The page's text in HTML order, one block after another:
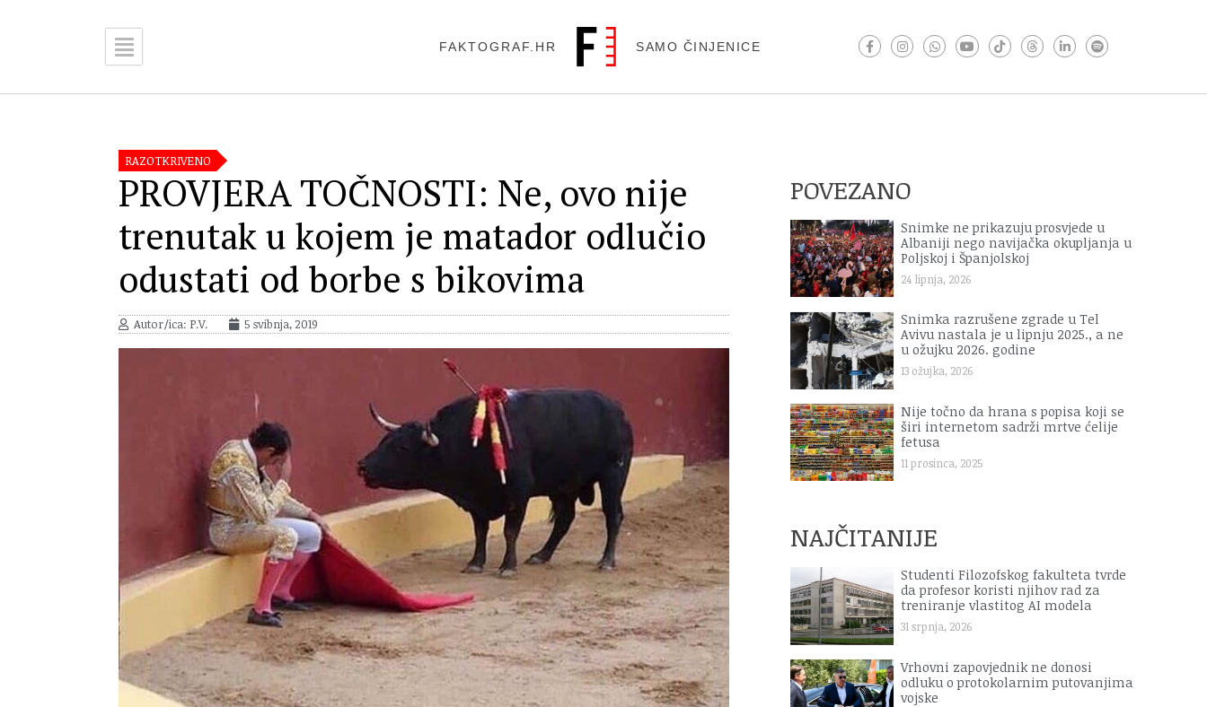
FAKTOGRAF.HR SAMO ČINJENICE
RAZOTKRIVENO
PROVJERA TOČNOSTI: Ne, ovo nije
trenutak u kojem je matador odlučio
odustati od borbe s bikovima
Autor/ica: P.V. 5 svibnja, 2019
POVEZANO
Snimke ne prikazuju prosvjede u
Albaniji nego navijačka okupljanja u
Poljskoj i Španjolskoj
24 lipnja, 2026
Snimka razrušene zgrade u Tel
Avivu nastala je u lipnju 2025., a ne
u ožujku 2026. godine
13 ožujka, 2026
Nije točno da hrana s popisa koji se
širi internetom sadrži mrtve ćelije
fetusa
11 prosinca, 2025
NAJČITANIJE
Studenti Filozofskog fakulteta tvrde
da profesor koristi njihov rad za
treniranje vlastitog AI modela
31 srpnja, 2026
Vrhovni zapovjednik ne donosi
odluku o protokolarnim putovanjima
vojske